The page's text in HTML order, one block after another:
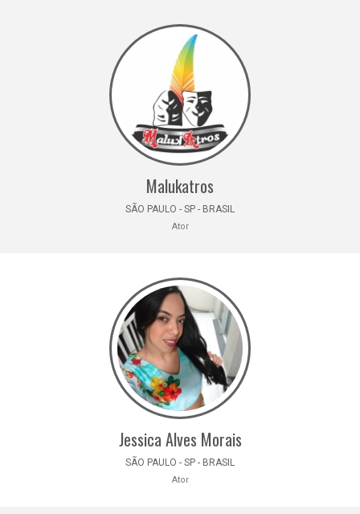
Malukatros
SÃO PAULO - SP - BRASIL
Ator
Jessica Alves Morais
SÃO PAULO - SP - BRASIL
Ator